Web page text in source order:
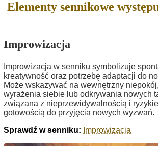
Elementy sennikowe
Improwizacja
Improwizacja w senniku symbolizuje
kreatywność oraz potrzebę adaptacji do
Może wskazywać na wewnętrzny
wyrażenia siebie lub odkrywania nowych
związana z nieprzewidywalnością i
gotowością do przyjęcia nowych wyzwań.
Sprawdź w senniku: Improwizacja